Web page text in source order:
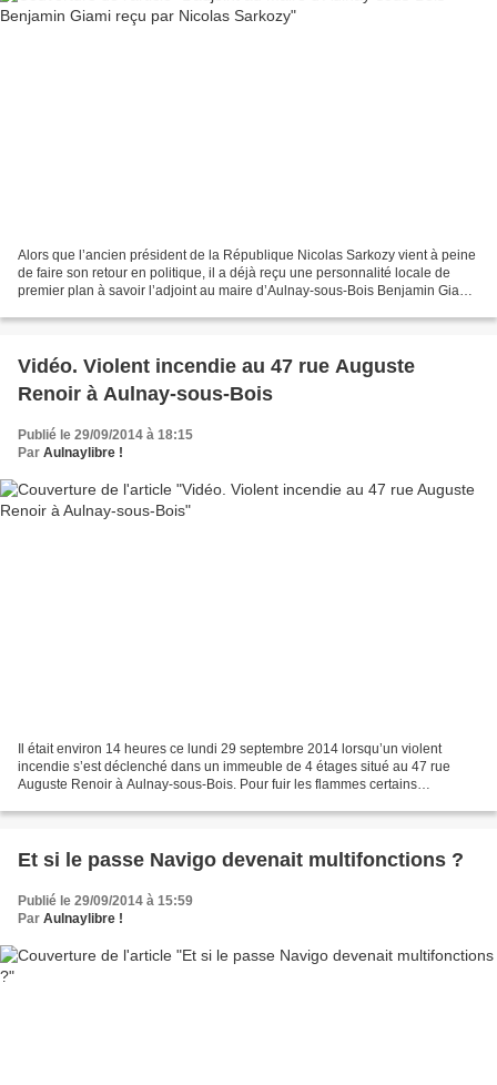
Alors que l’ancien président de la République Nicolas Sarkozy vient à peine
de faire son retour en politique, il a déjà reçu une personnalité locale de
premier plan à savoir l’adjoint au maire d’Aulnay-sous-Bois Benjamin Giami.
Vidéo. Violent incendie au 47 rue Auguste
Renoir à Aulnay-sous-Bois
Publié le 29/09/2014 à 18:15
Par Aulnaylibre !
Il était environ 14 heures ce lundi 29 septembre 2014 lorsqu’un violent
incendie s’est déclenché dans un immeuble de 4 étages situé au 47 rue
Auguste Renoir à Aulnay-sous-Bois. Pour fuir les flammes certains
Et si le passe Navigo devenait multifonctions ?
Publié le 29/09/2014 à 15:59
Par Aulnaylibre !